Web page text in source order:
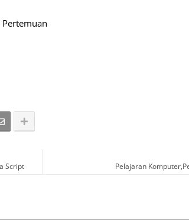
Pelajaran
Script